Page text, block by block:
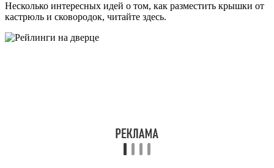
Несколько интересных идей о том, как разместить крышки от
кастрюль и сковородок, читайте здесь.